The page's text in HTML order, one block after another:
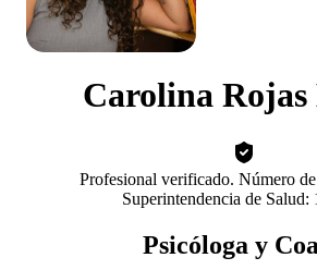
Carolina Rojas
Profesional verificado. Número
Superintendencia de Salud:
Psicóloga y